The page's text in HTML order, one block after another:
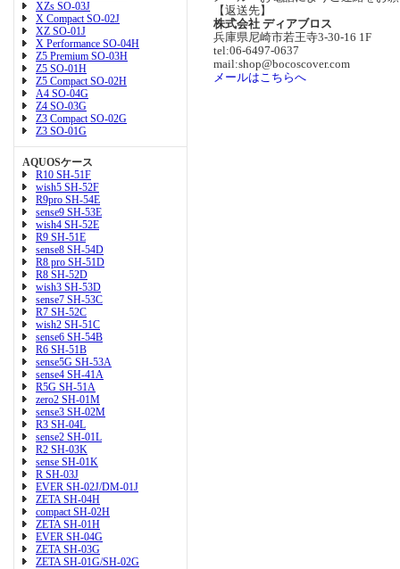
XZs SO-03J
X Compact SO-02J
XZ SO-01J
X Performance SO-04H
Z5 Premium SO-03H
Z5 SO-01H
Z5 Compact SO-02H
A4 SO-04G
Z4 SO-03G
Z3 Compact SO-02G
Z3 SO-01G
AQUOSケース
R10 SH-51F
wish5 SH-52F
R9pro SH-54E
sense9 SH-53E
wish4 SH-52E
R9 SH-51E
sense8 SH-54D
R8 pro SH-51D
R8 SH-52D
wish3 SH-53D
sense7 SH-53C
R7 SH-52C
wish2 SH-51C
sense6 SH-54B
R6 SH-51B
sense5G SH-53A
sense4 SH-41A
R5G SH-51A
zero2 SH-01M
sense3 SH-02M
R3 SH-04L
sense2 SH-01L
R2 SH-03K
sense SH-01K
R SH-03J
EVER SH-02J/DM-01J
ZETA SH-04H
compact SH-02H
ZETA SH-01H
EVER SH-04G
ZETA SH-03G
ZETA SH-01G/SH-02G
【返送先】
株式会社 ディアブロス
兵庫県尼崎市若王寺3-30-16 1F
tel:06-6497-0637
mail:shop@bocoscover.com
メールはこちらへ